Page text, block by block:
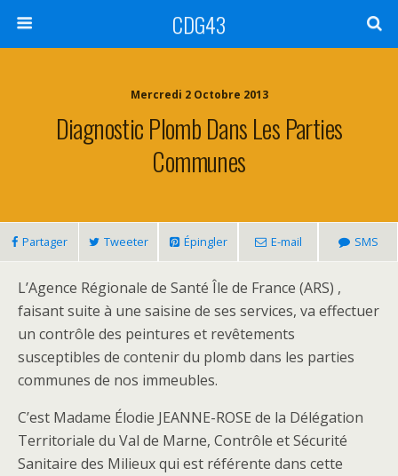
CDG43
Mercredi 2 Octobre 2013
Diagnostic Plomb Dans Les Parties
Communes
Partager Tweeter Épingler E-mail SMS
L’Agence Régionale de Santé Île de France (ARS) ,
faisant suite à une saisine de ses services, va effectuer
un contrôle des peintures et revêtements
susceptibles de contenir du plomb dans les parties
communes de nos immeubles.
C’est Madame Élodie JEANNE-ROSE de la Délégation
Territoriale du Val de Marne, Contrôle et Sécurité
Sanitaire des Milieux qui est référente dans cette